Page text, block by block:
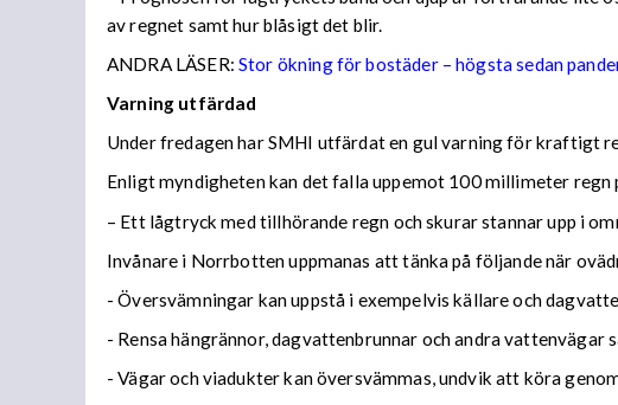
av regnet samt hur blåsigt det blir.
ANDRA LÄSER: Stor ökning för bostäder – högsta sedan
Varning utfärdad
Under fredagen har SMHI utfärdat en gul varning för kraftigt
Enligt myndigheten kan det falla uppemot 100 millimeter regn
– Ett lågtryck med tillhörande regn och skurar stannar upp i
Invånare i Norrbotten uppmanas att tänka på följande när
- Översvämningar kan uppstå i exempelvis källare och
- Rensa hängrännor, dagvattenbrunnar och andra
- Vägar och viadukter kan översvämmas, undvik att köra